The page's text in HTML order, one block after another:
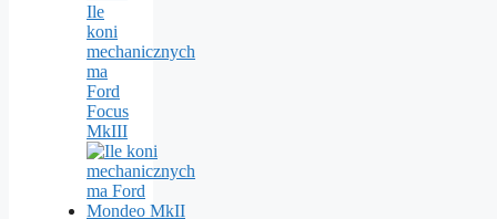
Ile
koni
mechanicznych
ma
Ford
Focus
MkIII